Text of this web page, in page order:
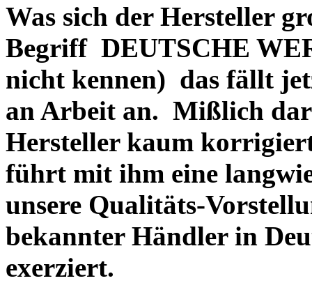
Was sich der Hersteller
Begriff DEUTSCHE
nicht kennen) das fällt
an Arbeit an. Mißlich
Hersteller kaum
führt mit ihm eine
unsere Qualitäts-
bekannter Händler in
exerziert.